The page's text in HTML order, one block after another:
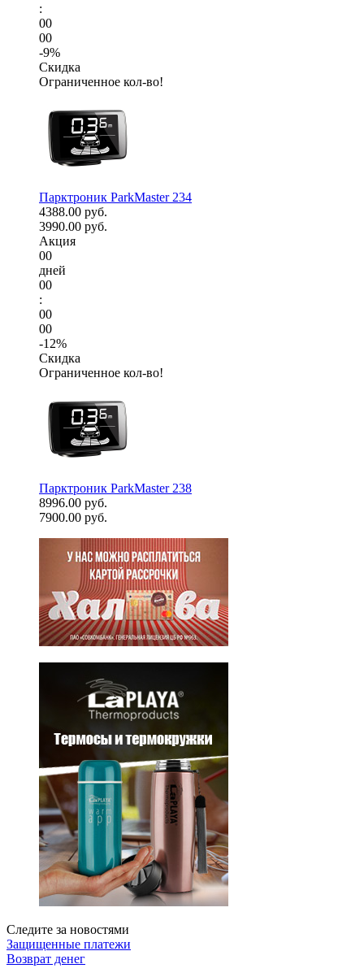
:
00
00
-9%
Скидка
Ограниченное кол-во!
Парктроник ParkMaster 234
4388.00 руб.
3990.00 руб.
Акция
00
дней
00
:
00
00
-12%
Скидка
Ограниченное кол-во!
Парктроник ParkMaster 238
8996.00 руб.
7900.00 руб.
Следите за новостями
Защищенные платежи
Возврат денег